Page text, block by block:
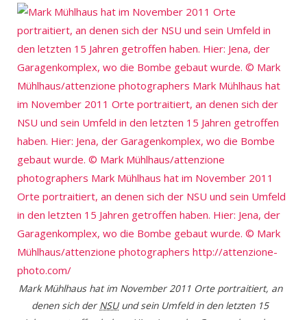
Mark Mühlhaus hat im November 2011 Orte portraitiert, an
denen sich der NSUund sein Umfeld in den letzten 15